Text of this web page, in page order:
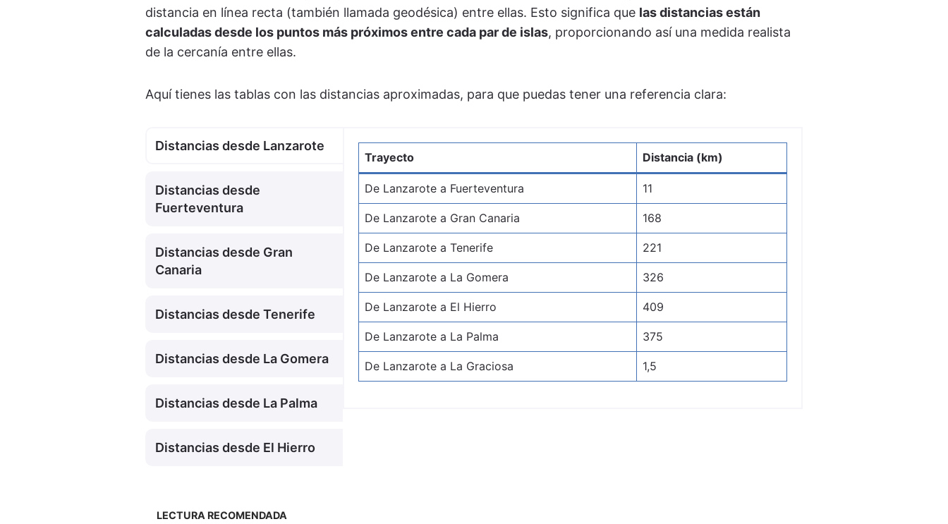
distancia en línea recta (también llamada geodésica) entre ellas. Esto significa que las distancias están
calculadas desde los puntos más próximos entre cada par de islas, proporcionando así una medida realista
de la cercanía entre ellas.
Aquí tienes las tablas con las distancias aproximadas, para que puedas tener una referencia clara:
Distancias desde Lanzarote
Distancias desde
Fuerteventura
Distancias desde Gran
Canaria
Distancias desde Tenerife
Distancias desde La Gomera
Distancias desde La Palma
Distancias desde El Hierro
Trayecto Distancia (km)
De Lanzarote a Fuerteventura 11
De Lanzarote a Gran Canaria 168
De Lanzarote a Tenerife 221
De Lanzarote a La Gomera 326
De Lanzarote a El Hierro 409
De Lanzarote a La Palma 375
De Lanzarote a La Graciosa 1,5
LECTURA RECOMENDADA